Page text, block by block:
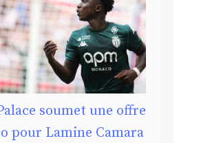
soumet une offre
pour Lamine Camara